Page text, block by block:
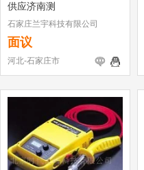
供应济南测
石家庄兰宇科技有限公司
面议
河北-石家庄市